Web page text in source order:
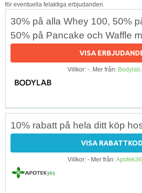
för eventuella felaktiga erbjudanden.
30% på alla Whey 100, 50%
50% på Pancake och Waffle
VISA
Villkor: -. Mer från: Bodylab
10% rabatt på hela ditt köp
VISA RABATTKOD
Villkor: - Mer från: